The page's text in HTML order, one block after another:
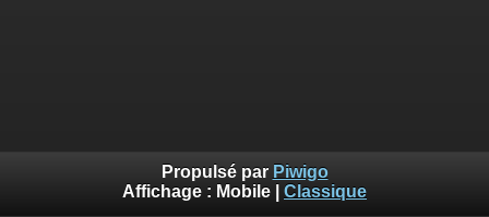
Propulsé par Piwigo
Affichage : Mobile Classique